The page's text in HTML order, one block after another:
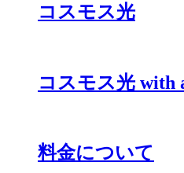
コスモス光
コスモス光 with
料金について